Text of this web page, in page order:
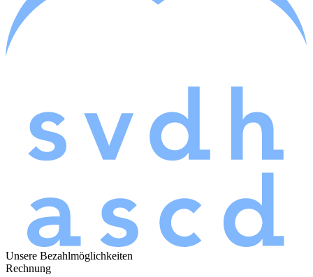
Unsere Bezahlmöglichkeiten
Rechnung